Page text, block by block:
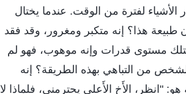
لفترة من الوقت. عندما يختال
طبيعة هذا؟ إنه متكبر ومغرور، وقد فقد
مستوى قدرات وإنه موهوب، فهو لم
من التباهي بهذه الطريقة؟ إنه
"انظر، الأَخ الأَعلى يحترمني، فلماذا لا